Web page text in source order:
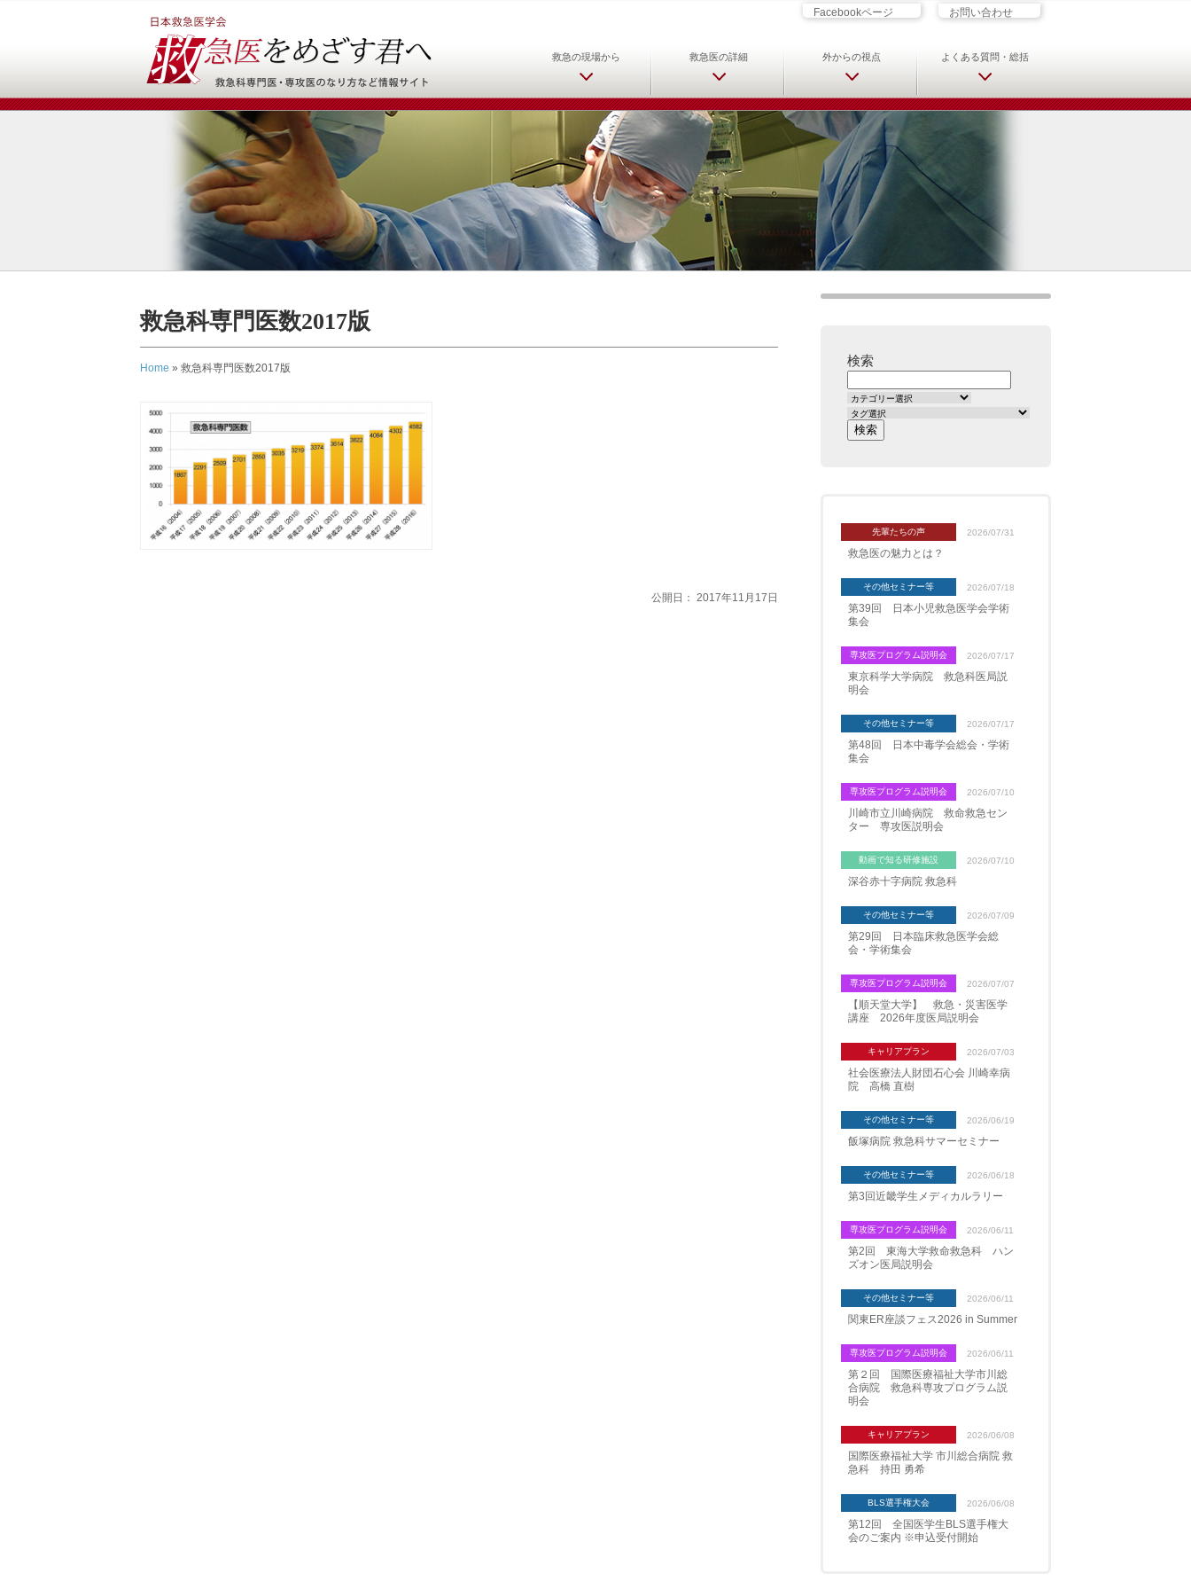
日本救急医学会 救急医をめざす君へ 救急科専門医・専攻医
Facebookページ お問い合わせ
救急の現場から 救急医の詳細 外からの視点 よくある質問・総括
救急科専門医数2017版
Home » 救急科専門医数2017版
公開日： 2017年11月17日
検索
先輩たちの声 2026/07/31
救急医の魅力とは？
その他セミナー等 2026/07/18
第39回 日本小児救急医学会学術
集会
専攻医プログラム説明会 2026/07/17
東京科学大学病院 救急科医局説
明会
その他セミナー等 2026/07/17
第48回 日本中毒学会総会・学術
集会
専攻医プログラム説明会 2026/07/10
川崎市立川崎病院 救命救急セン
ター 専攻医説明会
動画で知る研修施設 2026/07/10
深谷赤十字病院 救急科
その他セミナー等 2026/07/09
第29回 日本臨床救急医学会総
会・学術集会
専攻医プログラム説明会 2026/07/07
【順天堂大学】 救急・災害医学
講座 2026年度医局説明会
キャリアプラン 2026/07/03
社会医療法人財団石心会 川崎幸病
院 高橋 直樹
その他セミナー等 2026/06/19
飯塚病院 救急科サマーセミナー
その他セミナー等 2026/06/18
第3回近畿学生メディカルラリー
専攻医プログラム説明会 2026/06/11
第2回 東海大学救命救急科 ハン
ズオン医局説明会
その他セミナー等 2026/06/11
関東ER座談フェス2026 in Summer
専攻医プログラム説明会 2026/06/11
第２回 国際医療福祉大学市川総
合病院 救急科専攻プログラム説
明会
キャリアプラン 2026/06/08
国際医療福祉大学 市川総合病院 救
急科 持田 勇希
BLS選手権大会 2026/06/08
第12回 全国医学生BLS選手権大
会のご案内 ※申込受付開始